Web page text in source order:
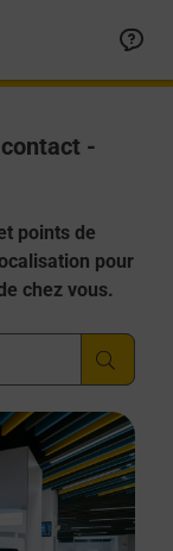
-
points de
pour
chez vous.